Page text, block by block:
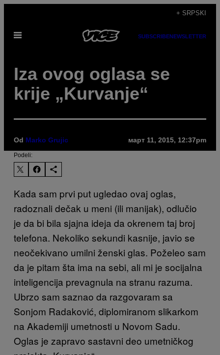
садржај
+ SRPSKI
Otvori
SUBSCRIBENEWSLETTER
Iza ovog oglasa se
krije „Kurvanje“
Od Marko Grujic март 11, 2015, 12:37pm
Podeli:
Kada sam prvi put ugledao ovaj oglas,
radoznali dečak u meni (ili manijak), odlučio
je da bi bila sjajna ideja da okrenem taj broj
telefona. Nekoliko sekundi kasnije, javio se
neočekivano umilni ženski glas. Poželeo sam
da je pitam šta ima na sebi, ali mi je socijalna
inteligencija prevagnula na stranu razuma.
Ubrzo sam saznao da razgovaram sa
Sonjom Radaković, diplomiranom slikarkom
na Akademiji umetnosti u Novom Sadu.
Oglas je zapravo sastavni deo umetničkog